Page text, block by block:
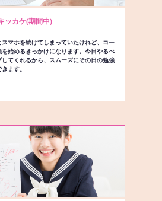
ッカケ(期間中)
マホを続けてしまっていたけれど、コー
始めるきっかけになります。今日やるべ
てくれるから、スムーズにその日の勉強
ます。